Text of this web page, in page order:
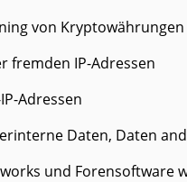
von Kryptowährungen
fremden IP-Adressen
Adressen
Daten, Daten
und Forensoftware